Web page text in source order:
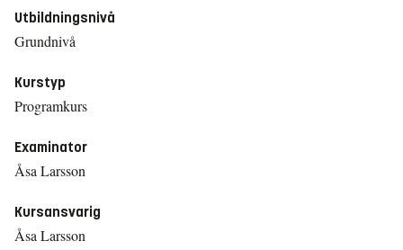
Utbildningsnivå
Grundnivå
Kurstyp
Programkurs
Examinator
Åsa Larsson
Kursansvarig
Åsa Larsson